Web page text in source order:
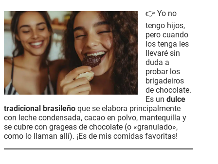
👉 Yo no
tengo hijos,
pero cuando
los tenga les
llevaré sin
duda a
probar los
brigadeiros
de chocolate.
Es undulce
tradicional brasileño que se elabora principalmente
con leche condensada, cacao en polvo, mantequilla y
se cubre con grageas de chocolate (o «granulado»,
como lo llaman allí). ¡Es de mis comidas favoritas!